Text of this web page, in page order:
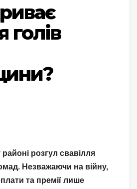
голів
розгул свавілля
Незважаючи на війну,
та премії лише